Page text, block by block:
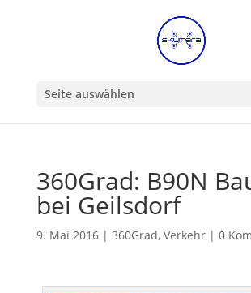
Seite auswählen
360Grad: B90N
bei Geilsdorf
9. Mai 2016| 360Grad, Verkehr| 0